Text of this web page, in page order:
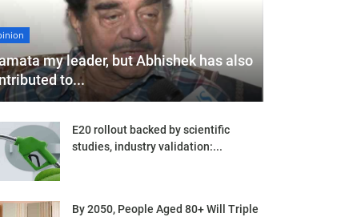
my leader, but Abhishek has also
to...
E20 rollout backed by scientific
studies, industry validation:...
By 2050, People Aged 80+ Will Triple